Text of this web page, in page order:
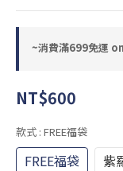
~消費滿699免運
NT$600
款式 : FREE福袋
FREE福袋 紫